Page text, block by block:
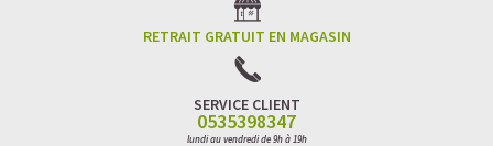
RETRAIT GRATUIT EN MAGASIN
SERVICE CLIENT
0535398347
lundi au vendredi de 9h à 19h